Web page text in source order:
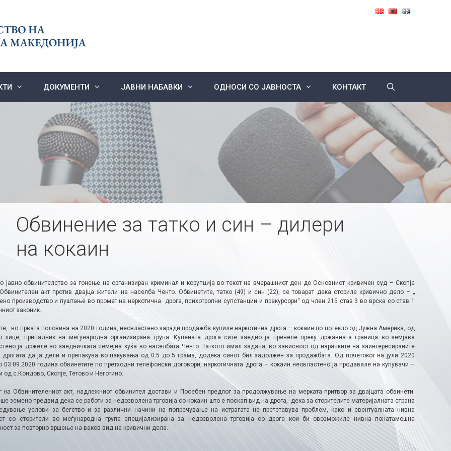
ДОКУМЕНТИ ЈАВНИ НАБАВКИ ОДНОСИ СО ЈАВНОСТА КОНТАКТ
Обвинение за татко и син – дилери
на кокаин
јавно обвинителство за гонење на организиран криминал и корупција во текот на вчерашниот ден до Основниот кривичен суд – Скопје
акт против двајца жители на населба Ченто. Обвинетите, татко (49) и син (22), се товарат дека сториле кривично дело – „
производство и пуштање во промет на наркотична дрога, психотропни супстанции и прекурсори“ од член 215 став 3 во врска со став 1
законик.
во првата половина на 2020 година, неовластено заради продажба купиле наркотична дрога – кокаин по потекло од Јужна Америка, од
лице, припадник на меѓународна организирана група. Купената дрога сите заедно ја пренеле преку државната граница во земјава
ја држеле во заедничката семејна куќа во населбата Ченто. Таткото имал задача, во зависност од нарачките на заинтересираните
дрогата да ја дели и препакува во пакувања од 0.5 до 5 грама, додека синот бил задолжен за продажбата. Од почетокот на јули 2020
03.09.2020 година обвинетите по претходни телефонски договори, наркотичната дрога – кокаин неовластено ја продавале на купувачи –
од с.Кондово, Скопје, Тетово и Неготино.
на Обвинителениот акт, надлежниот обвинител достави и Посебен предлог за продолжување на мерката притвор за двајцата обвинети.
земено предвид дека се работи за недозволена трговија со кокаин што е поскап вид на дрога, дека за сторителите материјалната страна
услови за бегство и за различни начини на попречување на истрагата не претставува проблем, како и евентуалната нивна
со сторители во меѓународна група специјализирана за недозволена трговија со дрога кои би овозможиле нивна понатамошна
за повторно вршење на ваков вид на кривични дела.